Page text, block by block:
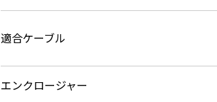
適合ケーブル
エンクロージャー